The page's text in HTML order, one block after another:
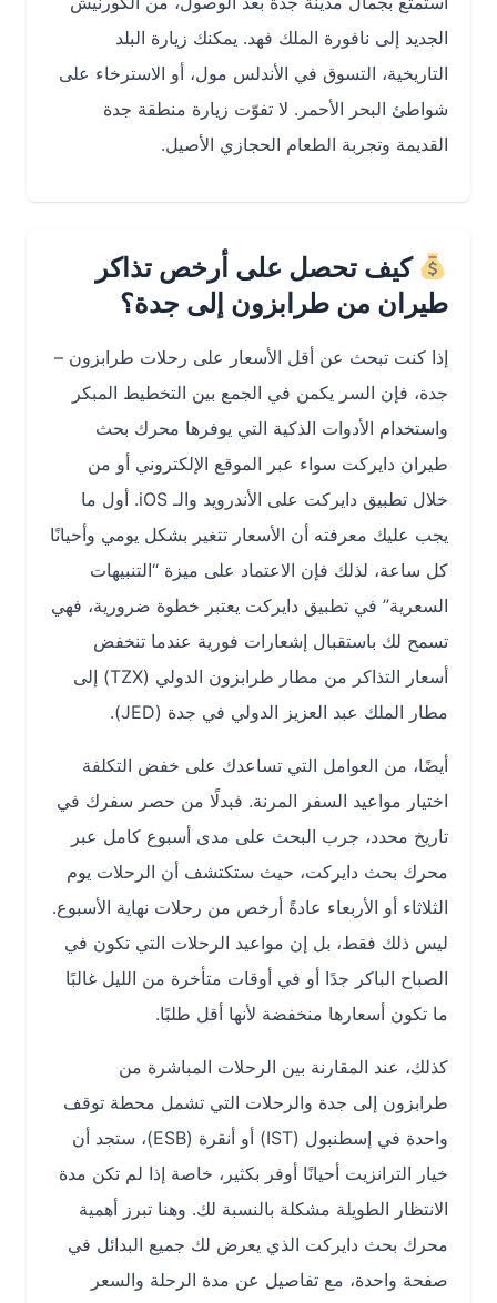
الجديد إلى نافورة الملك فهد. يمكنك زيارة البلد
التاريخية، التسوق في الأندلس مول، أو الاسترخاء على
شواطئ البحر الأحمر. لا تفوّت زيارة منطقة جدة
القديمة وتجربة الطعام الحجازي الأصيل.
كيف تحصل على أرخص تذاكر
طيران من طرابزون إلى جدة؟
إذا كنت تبحث عن أقل الأسعار على رحلات طرابزون –
جدة، فإن السر يكمن في الجمع بين التخطيط المبكر
واستخدام الأدوات الذكية التي يوفرها محرك بحث
طيران دايركت سواء عبر الموقع الإلكتروني أو من
خلال تطبيق دايركت على الأندرويد والـ iOS. أول ما
يجب عليك معرفته أن الأسعار تتغير بشكل يومي وأحيانًا
كل ساعة، لذلك فإن الاعتماد على ميزة “التنبيهات
السعرية” في تطبيق دايركت يعتبر خطوة ضرورية، فهي
تسمح لك باستقبال إشعارات فورية عندما تنخفض
أسعار التذاكر من مطار طرابزون الدولي (TZX) إلى
مطار الملك عبد العزيز الدولي في جدة (JED).
أيضًا، من العوامل التي تساعدك على خفض التكلفة
اختيار مواعيد السفر المرنة. فبدلًا من حصر سفرك في
تاريخ محدد، جرب البحث على مدى أسبوع كامل عبر
محرك بحث دايركت، حيث ستكتشف أن الرحلات يوم
الثلاثاء أو الأربعاء عادةً أرخص من رحلات نهاية الأسبوع.
ليس ذلك فقط، بل إن مواعيد الرحلات التي تكون في
الصباح الباكر جدًا أو في أوقات متأخرة من الليل غالبًا
ما تكون أسعارها منخفضة لأنها أقل طلبًا.
كذلك، عند المقارنة بين الرحلات المباشرة من
طرابزون إلى جدة والرحلات التي تشمل محطة توقف
واحدة في إسطنبول (IST) أو أنقرة (ESB)، ستجد أن
خيار الترانزيت أحيانًا أوفر بكثير، خاصة إذا لم تكن مدة
الانتظار الطويلة مشكلة بالنسبة لك. وهنا تبرز أهمية
محرك بحث دايركت الذي يعرض لك جميع البدائل في
صفحة واحدة، مع تفاصيل عن مدة الرحلة والسعر